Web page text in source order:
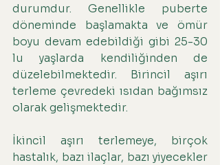
durumdur. Genellikle puberte
döneminde başlamakta ve ömür
boyu devam edebildiği gibi 25-30
lu yaşlarda kendiliğinden de
düzelebilmektedir. Birincil aşırı
terleme çevredeki ısıdan bağımsız
olarak gelişmektedir.
İkincil aşırı terlemeye, birçok
hastalık, bazı ilaçlar, bazı yiyecekler